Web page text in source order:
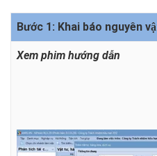
Bước 1: Khai báo nguyên
Xem phim hướng dẫn